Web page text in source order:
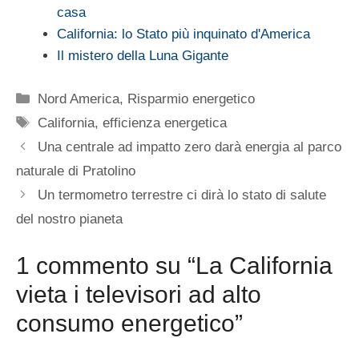
casa
California: lo Stato più inquinato d'America
Il mistero della Luna Gigante
Categorie
Nord America, Risparmio energetico
Tag
California,efficienza energetica
Una centrale ad impatto zero darà energia al parco
naturale di Pratolino
Un termometro terrestre ci dirà lo stato di salute
del nostro pianeta
1 commento su “La California
vieta i televisori ad alto
consumo energetico”